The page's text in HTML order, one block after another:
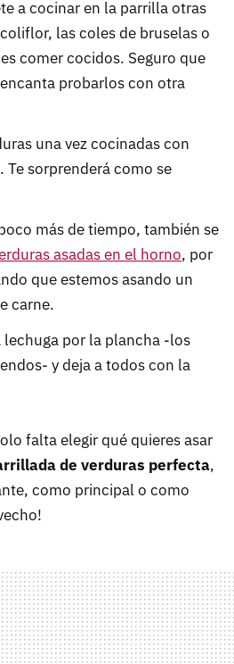
a cocinar en la parrilla otras
las coles de bruselas o
comer cocidos. Seguro que
probarlos con otra
una vez cocinadas con
Te sorprenderá como se
más de tiempo, también se
asadas en el horno, por
que estemos asando un
carne.
lechuga por la plancha -los
y deja a todos con la
falta elegir qué quieres asar
de verduras perfecta,
como principal o como